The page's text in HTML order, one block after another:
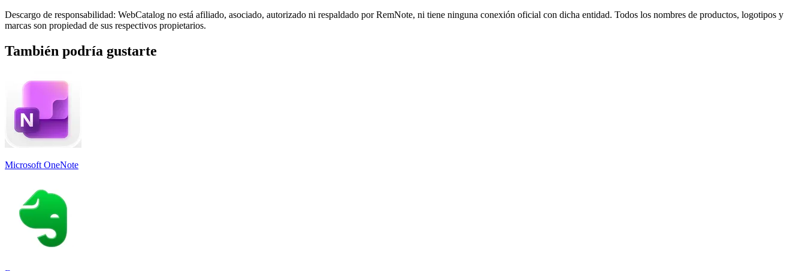
Descargo de responsabilidad: WebCatalog no está afiliado, asociado, autorizado ni respaldado por RemNote, ni tiene ninguna conexión oficial con dicha entidad. Todos los nombres de productos, logotipos y
marcas son propiedad de sus respectivos propietarios.
También podría gustarte
Microsoft OneNote